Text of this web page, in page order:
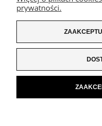
prywatności.